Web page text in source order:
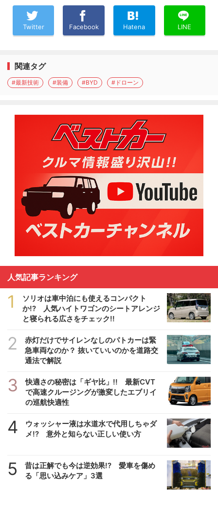
Twitter Facebook Hatena LINE
関連タグ
#最新技術 #装備 #BYD #ドローン
人気記事ランキング
1
ソリオは車中泊にも使えるコンパクト
か!? 人気ハイトワゴンのシートアレンジ
と寝られる広さをチェック!!
2
赤灯だけでサイレンなしのパトカーは緊
急車両なのか？ 抜いていいのかを道路交
通法で解説
3
快適さの秘密は「ギヤ比」!! 最新CVT
で高速クルージングが激変したエブリイ
の巡航快適性
4
ウォッシャー液は水道水で代用しちゃダ
メ!? 意外と知らない正しい使い方
5
昔は正解でも今は逆効果!? 愛車を傷め
る「思い込みケア」3選